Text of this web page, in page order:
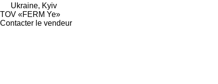
Ukraine, Kyiv
TOV «FERM Ye»
Contacter le vendeur